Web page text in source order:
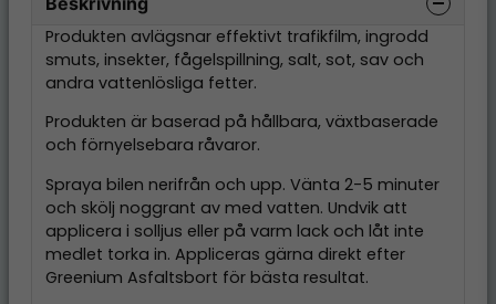
Produkten avlägsnar effektivt trafikfilm, ingrodd
smuts, insekter, fågelspillning, salt, sot, sav och
andra vattenlösliga fetter.
Produkten är baserad på hållbara, växtbaserade
och förnyelsebara råvaror.
Spraya bilen nerifrån och upp. Vänta 2-5 minuter
och skölj noggrant av med vatten. Undvik att
applicera i solljus eller på varm lack och låt inte
medlet torka in. Appliceras gärna direkt efter
Greenium Asfaltsbort för bästa resultat.